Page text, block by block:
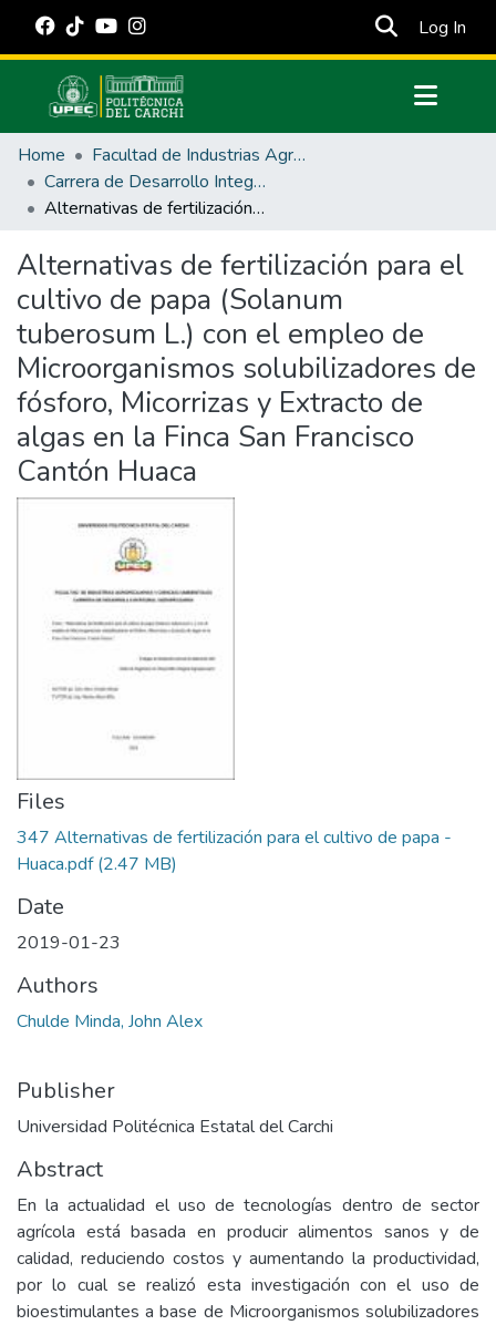
Log In
Communities & Collections
All of DSpace
Statistics
Estadísticas Externas
Manuales
Home
Facultad de Industrias Agropecuarias y Ciencias Ambientales
Carrera de Desarrollo Integral Agropecuario
Alternativas de fertilización para el cultivo de papa (Solanum tuberosum L.) con el empleo de Microorganismos solubilizadores de fósforo, Micorrizas y Extracto de algas en la Finca San Francisco Cantón Huaca
Alternativas de fertilización para el
cultivo de papa (Solanum
tuberosum L.) con el empleo de
Microorganismos solubilizadores de
fósforo, Micorrizas y Extracto de
algas en la Finca San Francisco
Cantón Huaca
Files
347 Alternativas de fertilización para el cultivo de papa -
Huaca.pdf(2.47 MB)
Date
2019-01-23
Authors
Chulde Minda, John Alex
Publisher
Universidad Politécnica Estatal del Carchi
Abstract
En la actualidad el uso de tecnologías dentro de sector
agrícola está basada en producir alimentos sanos y de
calidad, reduciendo costos y aumentando la productividad,
por lo cual se realizó esta investigación con el uso de
bioestimulantes a base de Microorganismos solubilizadores